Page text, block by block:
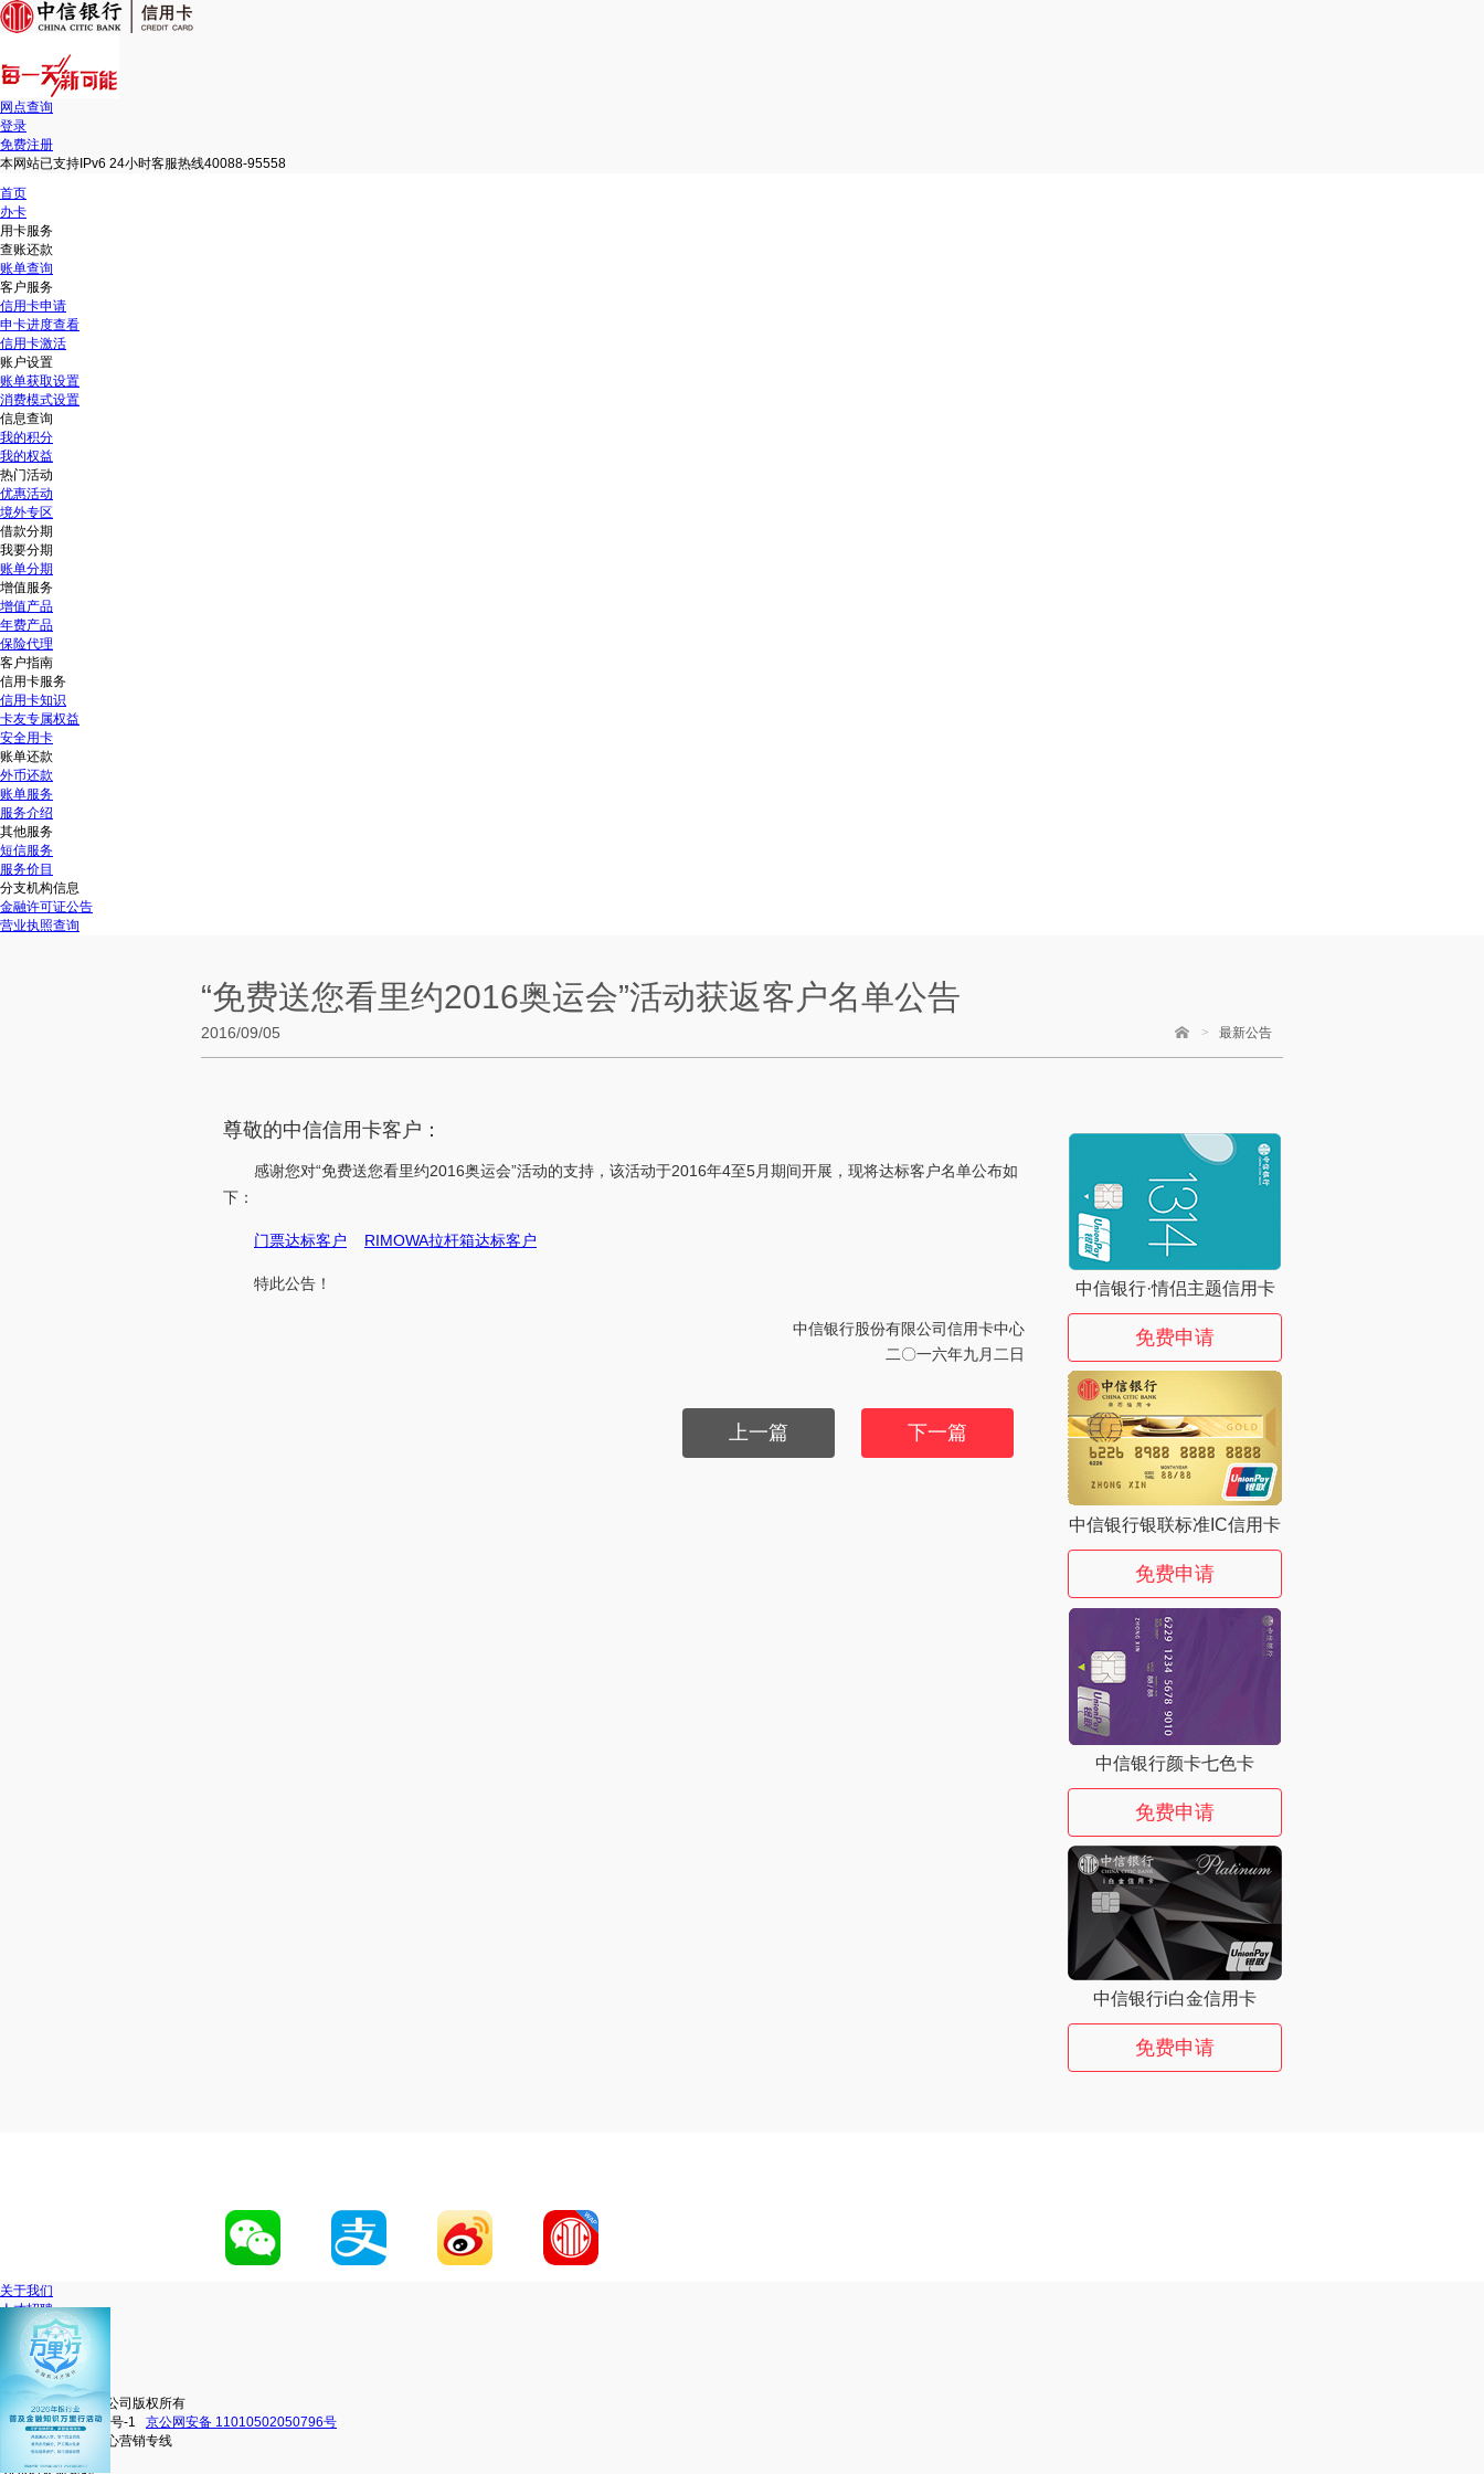
网点查询
登录
免费注册
本网站已支持IPv6 24小时客服热线40088-95558
首页
办卡
用卡服务
查账还款
账单查询
客户服务
信用卡申请
申卡进度查看
信用卡激活
账户设置
账单获取设置
消费模式设置
信息查询
我的积分
我的权益
热门活动
优惠活动
境外专区
借款分期
我要分期
账单分期
增值服务
增值产品
年费产品
保险代理
客户指南
信用卡服务
信用卡知识
卡友专属权益
安全用卡
账单还款
外币还款
账单服务
服务介绍
其他服务
短信服务
服务价目
分支机构信息
金融许可证公告
营业执照查询
“免费送您看里约2016奥运会”活动获返客户名单公告
2016/09/05 > 最新公告
尊敬的中信信用卡客户：
感谢您对“免费送您看里约2016奥运会”活动的支持，该活动于2016年4至5月期间开展，现将达标客户名单公布如
下：
门票达标客户 RIMOWA拉杆箱达标客户
特此公告！
中信银行股份有限公司信用卡中心
二〇一六年九月二日
下一篇
上一篇
中信银行·情侣主题信用卡
免费申请
中信银行银联标准IC信用卡
免费申请
中信银行颜卡七色卡
免费申请
中信银行i白金信用卡
免费申请
关于我们
人才招聘
网站地图
联系我们
移动官网
动卡空间
中信银行股份有限公司版权所有
京ICP备16038101号-1
京公网安备 11010502050796号
中信银行信用卡中心营销专线
4000895558